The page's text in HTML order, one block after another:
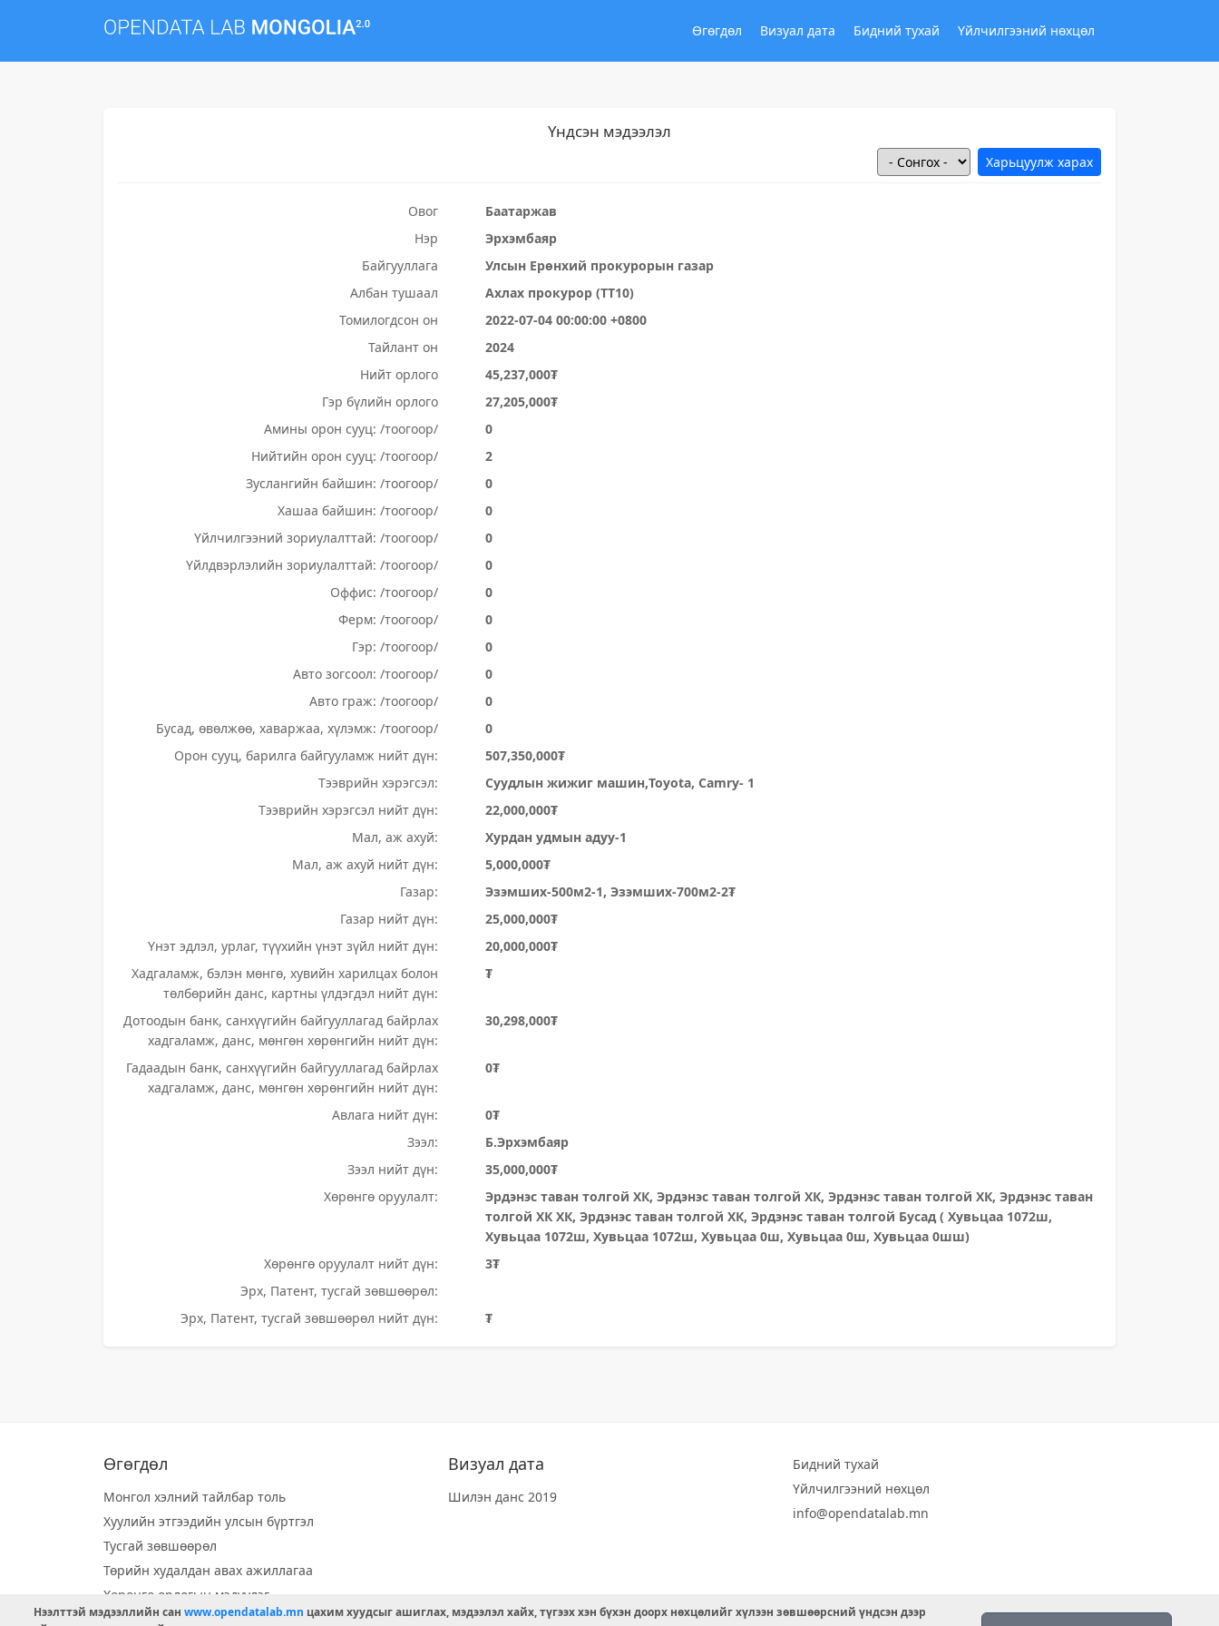
Өгөгдөл Визуал дата Бидний тухай Үйлчилгээний нөхцөл
Үндсэн мэдээлэл
Овог
Баатаржав
Нэр
Эрхэмбаяр
Байгууллага
Улсын Ерөнхий прокурорын газар
Албан тушаал
Ахлах прокурор (ТТ10)
Томилогдсон он
2022-07-04 00:00:00 +0800
Тайлант он
2024
Нийт орлого
45,237,000₮
Гэр бүлийн орлого
27,205,000₮
Амины орон сууц: /тоогоор/
0
Нийтийн орон сууц: /тоогоор/
2
Зуслангийн байшин: /тоогоор/
0
Хашаа байшин: /тоогоор/
0
Үйлчилгээний зориулалттай: /тоогоор/
0
Үйлдвэрлэлийн зориулалттай: /тоогоор/
0
Оффис: /тоогоор/
0
Ферм: /тоогоор/
0
Гэр: /тоогоор/
0
Авто зогсоол: /тоогоор/
0
Авто граж: /тоогоор/
0
Бусад, өвөлжөө, хаваржаа, хүлэмж: /тоогоор/
0
Орон сууц, барилга байгууламж нийт дүн:
507,350,000₮
Тээврийн хэрэгсэл:
Суудлын жижиг машин,Toyota, Camry- 1
Тээврийн хэрэгсэл нийт дүн:
22,000,000₮
Мал, аж ахуй:
Хурдан удмын адуу-1
Мал, аж ахуй нийт дүн:
5,000,000₮
Газар:
Эзэмших-500м2-1, Эзэмших-700м2-2₮
Газар нийт дүн:
25,000,000₮
Үнэт эдлэл, урлаг, түүхийн үнэт зүйл нийт дүн:
20,000,000₮
Хадгаламж, бэлэн мөнгө, хувийн харилцах болон
төлбөрийн данс, картны үлдэгдэл нийт дүн:
₮
Дотоодын банк, санхүүгийн байгууллагад байрлах
хадгаламж, данс, мөнгөн хөрөнгийн нийт дүн:
30,298,000₮
Гадаадын банк, санхүүгийн байгууллагад байрлах
хадгаламж, данс, мөнгөн хөрөнгийн нийт дүн:
0₮
Авлага нийт дүн:
0₮
Зээл:
Б.Эрхэмбаяр
Зээл нийт дүн:
35,000,000₮
Хөрөнгө оруулалт:
Эрдэнэс таван толгой ХК, Эрдэнэс таван толгой ХК, Эрдэнэс таван толгой ХК, Эрдэнэс таван
толгой ХК ХК, Эрдэнэс таван толгой ХК, Эрдэнэс таван толгой Бусад ( Хувьцаа 1072ш,
Хувьцаа 1072ш, Хувьцаа 1072ш, Хувьцаа 0ш, Хувьцаа 0ш, Хувьцаа 0шш)
Хөрөнгө оруулалт нийт дүн:
3₮
Эрх, Патент, тусгай зөвшөөрөл:
Эрх, Патент, тусгай зөвшөөрөл нийт дүн:
₮
Өгөгдөл
Монгол хэлний тайлбар толь
Хуулийн этгээдийн улсын бүртгэл
Тусгай зөвшөөрөл
Төрийн худалдан авах ажиллагаа
Хөрөнгө орлогын мэдүүлэг
Орон нутгийн хөгжлийн сан
Визуал дата
Шилэн данс 2019
Бидний тухай
Үйлчилгээний нөхцөл
info@opendatalab.mn
Нээлттэй мэдээллийн сан www.opendatalab.mn цахим хуудсыг ашиглах, мэдээлэл хайх, түгээх хэн бүхэн доорх нөхцөлийг хүлээн зөвшөөрсний үндсэн дээр